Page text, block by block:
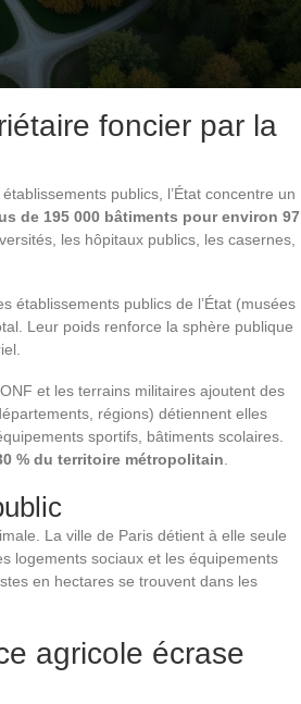
foncier par la
publics, l’État concentre un
de 195 000 bâtiments pour environ 97
les hôpitaux publics, les casernes,
établissements publics de l’État (musées
Leur poids renforce la sphère publique
et les terrains militaires ajoutent des
régions) détiennent elles
sportifs, bâtiments scolaires.
% du territoire métropolitain
La ville de Paris détient à elle seule
logements sociaux et les équipements
en hectares se trouvent dans les
agricole écrase